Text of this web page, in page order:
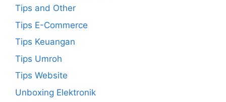
Tips and Other
Tips E-Commerce
Tips Keuangan
Tips Umroh
Tips Website
Unboxing Elektronik